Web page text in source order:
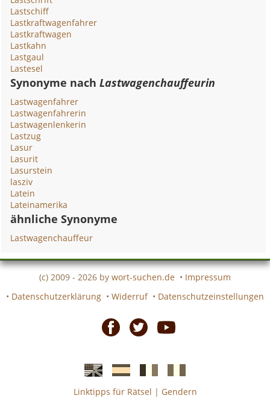
Lastschiff
Lastkraftwagenfahrer
Lastkraftwagen
Lastkahn
Lastgaul
Lastesel
Synonyme nachLastwagenchauffeurin
Lastwagenfahrer
Lastwagenfahrerin
Lastwagenlenkerin
Lastzug
Lasur
Lasurit
Lasurstein
lasziv
Latein
Lateinamerika
ähnliche Synonyme
Lastwagenchauffeur
(c) 2009 - 2026 by wort-suchen.de • Impressum
• Datenschutzerklärung • Widerruf • Datenschutzeinstellungen
EnglischeSpanischefranzösicheitalienische
Linktipps für Rätsel | Gendern